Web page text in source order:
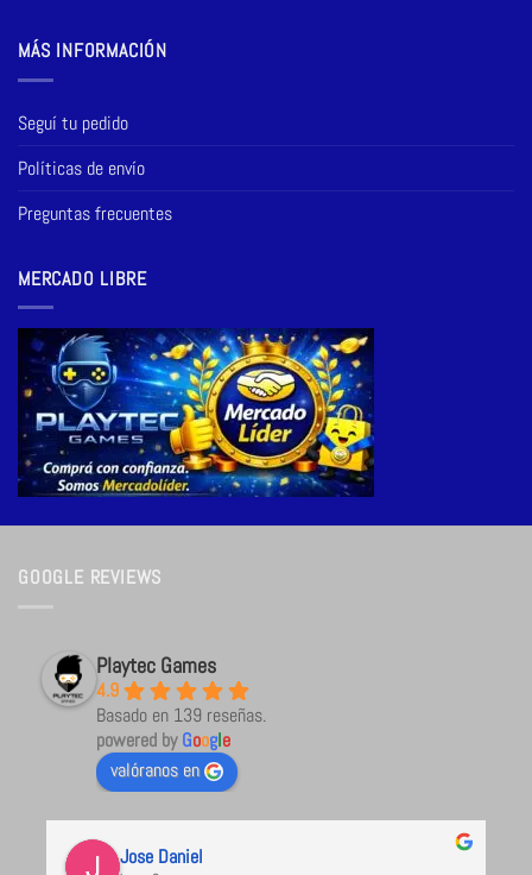
MÁS INFORMACIÓN
Seguí tu pedido
Políticas de envío
Preguntas frecuentes
MERCADO LIBRE
GOOGLE REVIEWS
Playtec Games
4.9
Basado en 139 reseñas.
powered byGoogle
valóranos en
Jose Daniel